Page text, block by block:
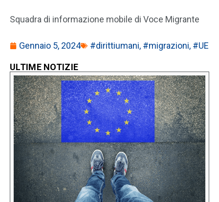
Squadra di informazione mobile di Voce Migrante
Gennaio 5, 2024 #dirittiumani, #migrazioni, #UE
ULTIME NOTIZIE